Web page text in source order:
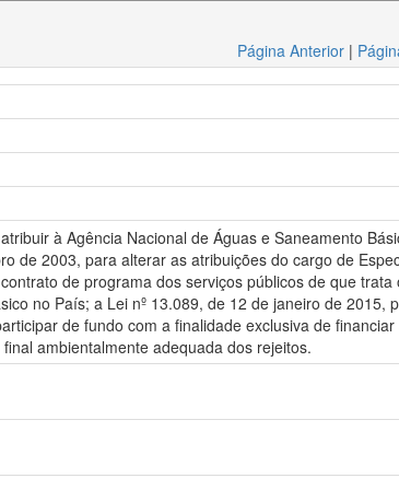
Página Anterior |
à Agência Nacional de Águas e Saneamento
de 2003, para alterar as atribuições do cargo de
de programa dos serviços públicos de que
no País; a Lei nº 13.089, de 12 de janeiro de 2015,
de fundo com a finalidade exclusiva de
ambientalmente adequada dos rejeitos.